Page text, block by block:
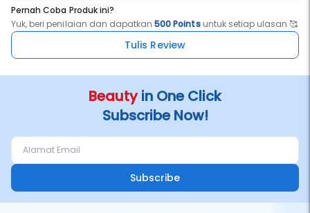
Pernah Coba Produk ini?
Yuk, beri penilaian dan dapatkan500 Pointsuntuk setiap ulasan 🥰
Tulis Review
Beautyin One Click
Subscribe Now!
Subscribe